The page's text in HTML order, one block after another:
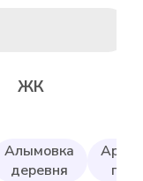
ЖК
Алымовка
деревня